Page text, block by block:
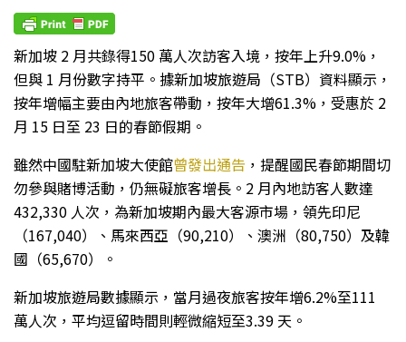
新加坡 2 月共錄得150 萬人次訪客入境，按年上升9.0%，
但與 1 月份數字持平。據新加坡旅遊局（STB）資料顯示，
按年增幅主要由內地旅客帶動，按年大增61.3%，受惠於 2
月 15 日至 23 日的春節假期。
雖然中國駐新加坡大使館曾發出通告 ，提醒國民春節期間切
勿參與賭博活動，仍無礙旅客增長。2 月內地訪客人數達
432,330 人次，為新加坡期內最大客源市場，領先印尼
（167,040）、馬來西亞（90,210）、澳洲（80,750）及韓
國（65,670）。
新加坡旅遊局數據顯示，當月過夜旅客按年增6.2%至111
萬人次，平均逗留時間則輕微縮短至3.39 天。